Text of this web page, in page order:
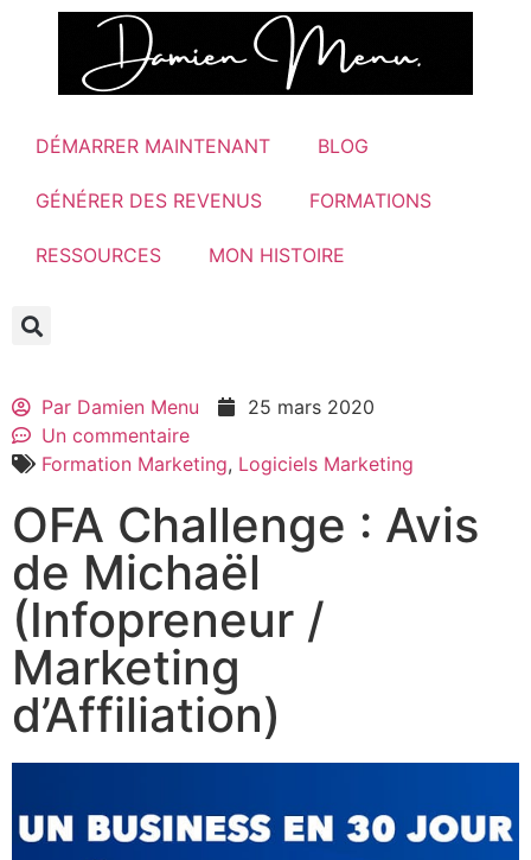
DÉMARRER MAINTENANT BLOG
GÉNÉRER DES REVENUS FORMATIONS
RESSOURCES MON HISTOIRE
Par Damien Menu
25 mars 2020
Un commentaire
Formation Marketing, Logiciels Marketing
OFA Challenge : Avis
de Michaël
(Infopreneur /
Marketing
d’Affiliation)